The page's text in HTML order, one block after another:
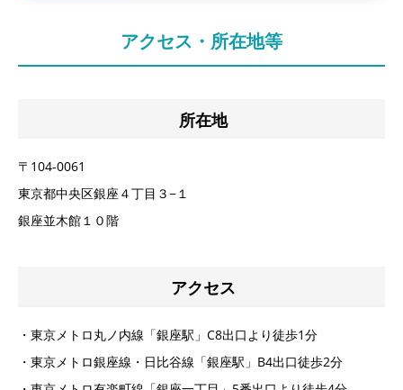
アクセス・所在地等
所在地
〒104-0061
東京都中央区銀座４丁目３−１
銀座並木館１０階
アクセス
・東京メトロ丸ノ内線「銀座駅」C8出口より徒歩1分
・東京メトロ銀座線・日比谷線「銀座駅」B4出口徒歩2分